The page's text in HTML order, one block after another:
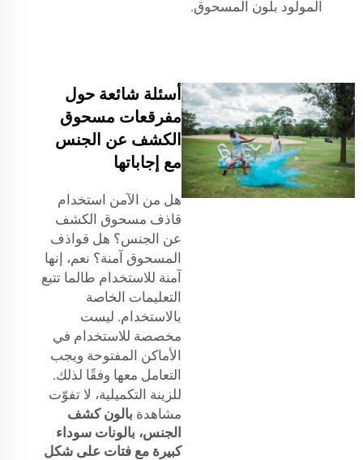
المولود بلون المسحوق.
أسئلة شائعة حول
مفرقعات مسحوق
الكشف عن الجنس
مع إجاباتها
هل من الآمن استخدام
قاذف مسحوق الكشف
عن الجنس؟ هل قواذف
المسحوق آمنة؟ نعم، إنها
آمنة للاستخدام طالما تتبع
التعليمات الخاصة
بالاستخدام. ليست
مخصصة للاستخدام في
الأماكن المفتوحة ويجب
التعامل معها وفقًا لذلك.
للزينة التكميلية، لا تفوّت
مشاهدة بالون كشف
الجنس، بالونات سوداء
كبيرة مع فتات على شكل